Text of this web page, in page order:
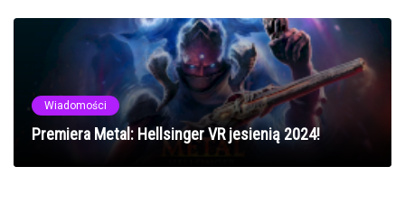
Wiadomości
Premiera Metal: Hellsinger VR jesienią 2024!